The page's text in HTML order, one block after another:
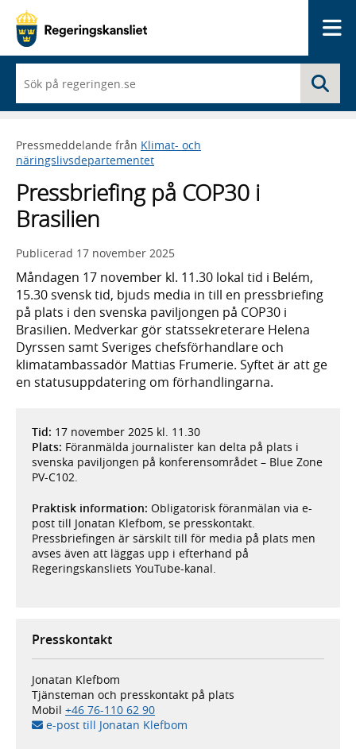
du
börjar
skriva
framträder
en
med
sökförslag
Pressmeddelande från Klimat- och
näringslivsdepartementet
Pressbriefing på COP30 i
Brasilien
Publicerad 17 november 2025
Måndagen 17 november kl. 11.30 lokal tid i Belém,
15.30 svensk tid, bjuds media in till en pressbriefing
på plats i den svenska paviljongen på COP30 i
Brasilien. Medverkar gör statssekreterare Helena
Dyrssen samt Sveriges chefsförhandlare och
klimatambassadör Mattias Frumerie. Syftet är att ge
en statusuppdatering om förhandlingarna.
Tid: 17 november 2025 kl. 11.30
Plats: Föranmälda journalister kan delta på plats i
svenska paviljongen på konferensområdet – Blue Zone
PV-C102.
Praktisk information: Obligatorisk föranmälan via e-
post till Jonatan Klefbom, se presskontakt.
Pressbriefingen är särskilt till för media på plats men
avses även att läggas upp i efterhand på
Regeringskansliets YouTube-kanal.
Presskontakt
Jonatan Klefbom
Tjänsteman och presskontakt på plats
Mobil +46 76-110 62 90
e-post till Jonatan Klefbom